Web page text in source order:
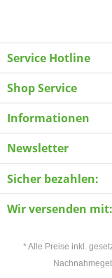
Service Hotline
Shop Service
Informationen
Newsletter
Sicher bezahlen:
Wir versenden mit:
* Alle Preise inkl.